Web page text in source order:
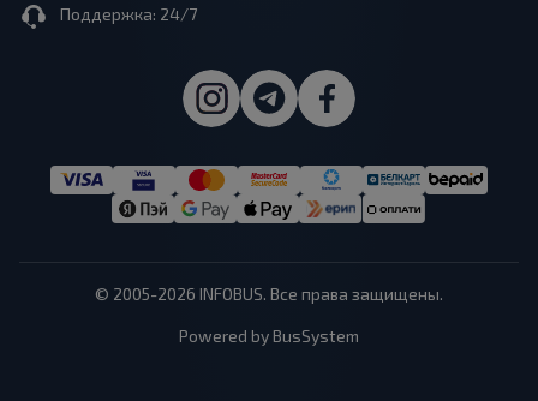
Поддержка: 24/7
© 2005-2026 INFOBUS. Все права защищены.
Powered by BusSystem